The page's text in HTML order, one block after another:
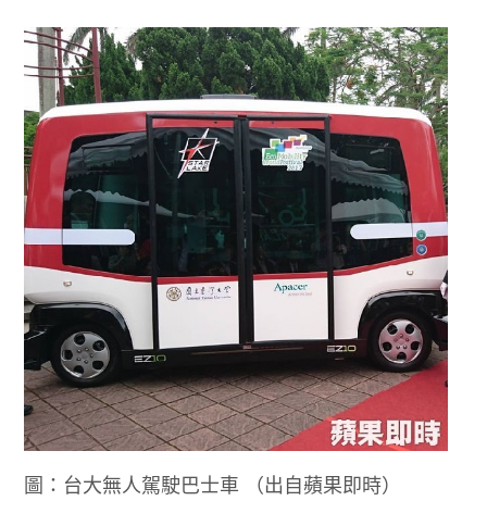
圖：台大無人駕駛巴士車 （出自蘋果即時）